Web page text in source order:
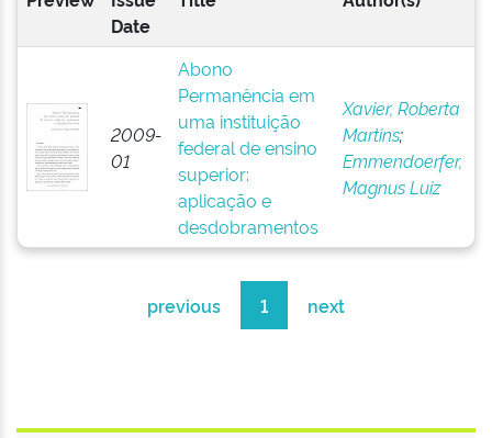
Date
2009-
01
Abono
Permanência em
uma instituição
federal de ensino
superior:
aplicação e
desdobramentos
Xavier, Roberta
Martins;
Emmendoerfer,
Magnus Luiz
previous 1 next